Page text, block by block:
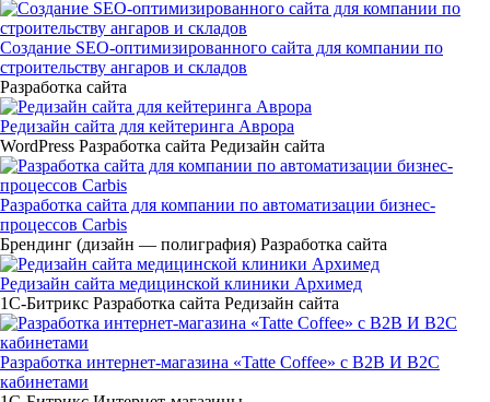
Создание SEO-оптимизированного сайта для компании по
строительству ангаров и складов
Разработка сайта
Редизайн сайта для кейтеринга Аврора
WordPress Разработка сайта Редизайн сайта
Разработка сайта для компании по автоматизации бизнес-
процессов Carbis
Брендинг (дизайн — полиграфия) Разработка сайта
Редизайн сайта медицинской клиники Архимед
1С-Битрикс Разработка сайта Редизайн сайта
Разработка интернет-магазина «Tatte Coffee» с B2B И B2C
кабинетами